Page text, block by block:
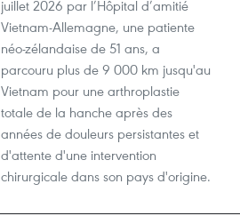
juillet 2026 par l’Hôpital d’amitié
Vietnam-Allemagne, une patiente
néo-zélandaise de 51 ans, a
parcouru plus de 9 000 km jusqu'au
Vietnam pour une arthroplastie
totale de la hanche après des
années de douleurs persistantes et
d'attente d'une intervention
chirurgicale dans son pays d'origine.